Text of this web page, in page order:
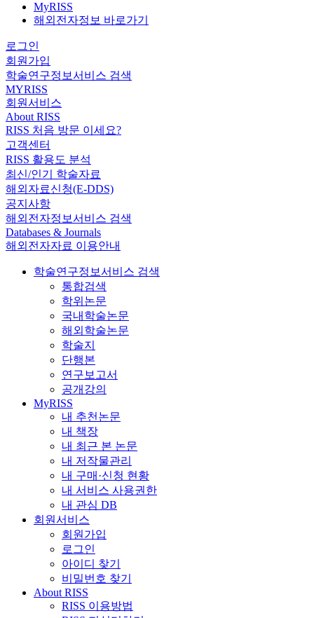
MyRISS
해외전자정보 바로가기
로그인
회원가입
학술연구정보서비스 검색
MYRISS
회원서비스
About RISS
RISS 처음 방문 이세요?
고객센터
RISS 활용도 분석
최신/인기 학술자료
해외자료신청(E-DDS)
공지사항
해외전자정보서비스 검색
Databases & Journals
해외전자자료 이용안내
학술연구정보서비스 검색
통합검색
학위논문
국내학술논문
해외학술논문
학술지
단행본
연구보고서
공개강의
MyRISS
내 추천논문
내 책장
내 최근 본 논문
내 저작물관리
내 구매·신청 현황
내 서비스 사용권한
내 관심 DB
회원서비스
회원가입
로그인
아이디 찾기
비밀번호 찾기
About RISS
RISS 이용방법